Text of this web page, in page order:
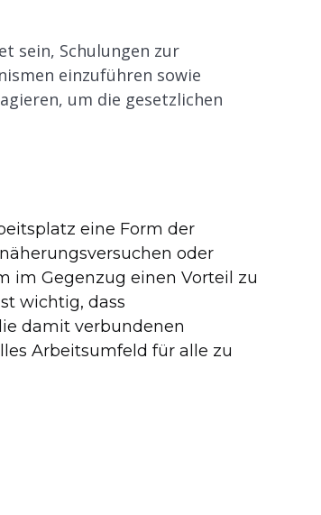
sein, Schulungen zur
einzuführen sowie
um die gesetzlichen
eine Form der
oder
im Gegenzug einen Vorteil zu
wichtig, dass
damit verbundenen
Arbeitsumfeld für alle zu